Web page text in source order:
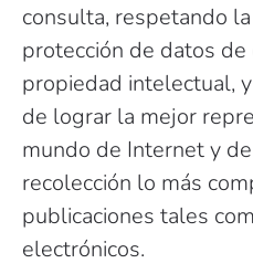
consulta, respetando
protección de datos
propiedad intelectual,
de lograr la mejor
mundo de Internet y
recolección lo más
publicaciones tales
electrónicos.